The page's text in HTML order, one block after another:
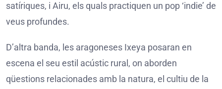
satíriques, i Airu, els quals practiquen un pop ‘indie’ de
veus profundes.
D’altra banda, les aragoneses Ixeya posaran en
escena el seu estil acústic rural, on aborden
qüestions relacionades amb la natura, el cultiu de la